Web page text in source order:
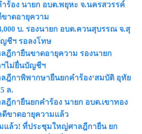
ร้อง นายก อบต.พยุหะ จ.นครสวรรค์
าดอายุความ
บ. รองนายก อบต.ควนสุบรรณ จ.สุ
ชีฯ รอลงโทษ
ฎีกายืนขาดอายุความ รองนายก
ฯไม่ยื่นบัญชีฯ
ฎีกาพิพากษายืนยกคำร้อง‘สมบัติ อุทัย
ล.
ฎีกายืนยกคำร้อง นายก อบต.เขาทอง
ดีขาดอายุความแล้ว
แล้ว! ที่ประชุมใหญ่ศาลฎีกายืน ยก